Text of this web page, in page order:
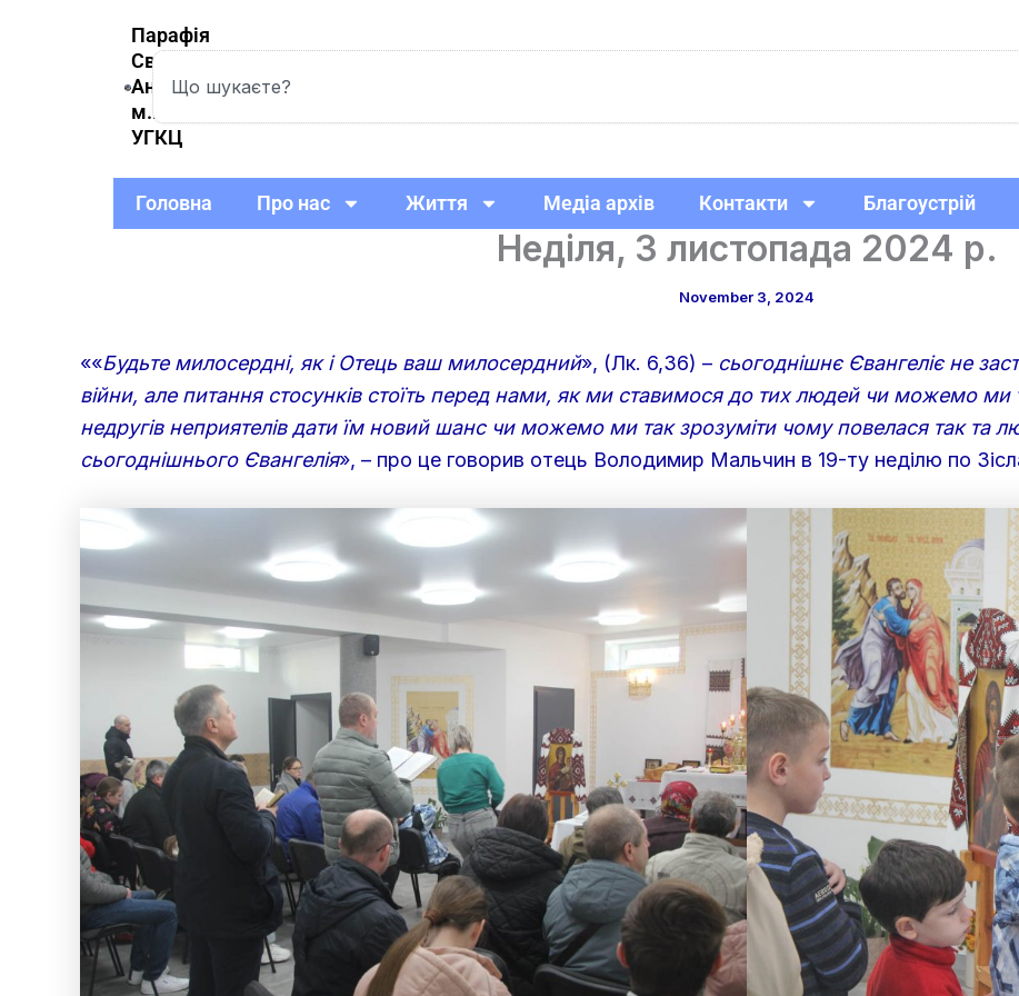
Парафія
Святої
Анни
м.Вишневе
УГКЦ
Search
Головна Про нас Життя Медіа архів Контакти Благоустрій
Неділя, 3 листопада 2024 р.
November 3, 2024
««Будьте милосердні, як і Отець ваш милосердний», (Лк. 6,36) – сьогоднішнє Євангеліє не
війни, але питання стосунків стоїть перед нами, як ми ставимося до тих людей чи можемо ми
недругів неприятелів дати їм новий шанс чи можемо ми так зрозуміти чому повелася так та
сьогоднішнього Євангелія», – про це говорив отець Володимир Мальчин в 19-ту неділю по